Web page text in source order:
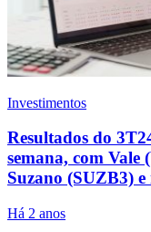
Investimentos
Resultados do
semana, com
Suzano (SUZB3)
Há 2 anos